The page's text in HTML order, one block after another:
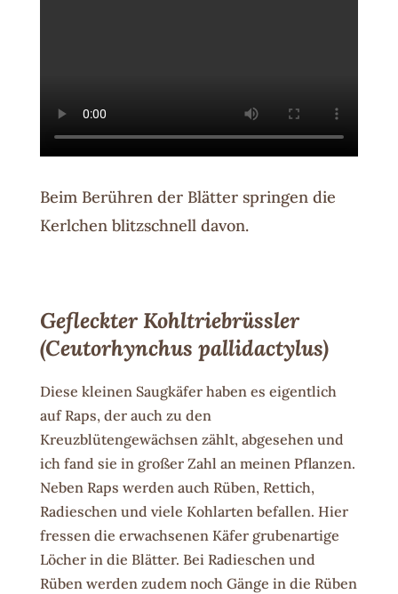
Beim Berühren der Blätter springen die
Kerlchen blitzschnell davon.
Gefleckter Kohltriebrüssler
(Ceutorhynchus pallidactylus)
Diese kleinen Saugkäfer haben es eigentlich
auf Raps, der auch zu den
Kreuzblütengewächsen zählt, abgesehen und
ich fand sie in großer Zahl an meinen Pflanzen.
Neben Raps werden auch Rüben, Rettich,
Radieschen und viele Kohlarten befallen. Hier
fressen die erwachsenen Käfer grubenartige
Löcher in die Blätter. Bei Radieschen und
Rüben werden zudem noch Gänge in die Rüben